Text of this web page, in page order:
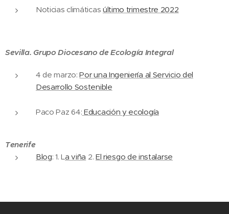
Noticias climáticas último trimestre 2022
Sevilla. Grupo Diocesano de Ecología Integral
4 de marzo:Por una Ingeniería al Servicio del
Desarrollo Sostenible
Paco Paz 64: Educación y ecología
Tenerife
Blog: 1. La viña 2. El riesgo de instalarse